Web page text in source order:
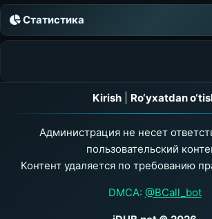
Статистика
Kirish Ro‘yxatdan
Администрация не несет
пользовательский
Контент удаляется по требованию
DMCA: @BCall_bot